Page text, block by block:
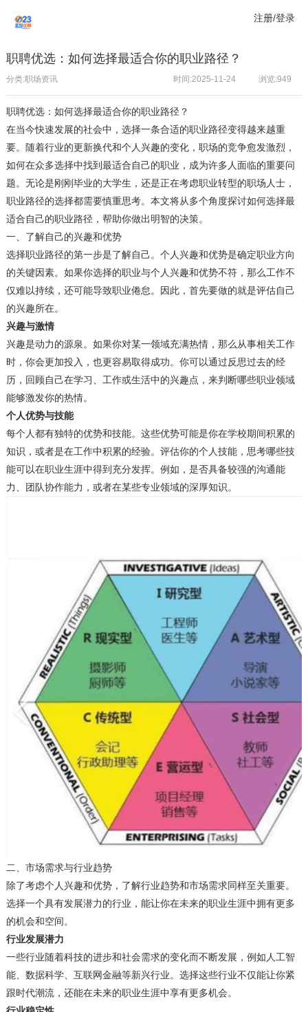
注册/登录
职聘优选：如何选择最适合你的职业路径？
分类:职场资讯 浏览:949
时间:2025-11-24
职聘优选：如何选择最适合你的职业路径？
在当今快速发展的社会中，选择一条合适的职业路径变得越来越重
要。随着行业的更新换代和个人兴趣的变化，职场的竞争愈发激烈，
如何在众多选择中找到最适合自己的职业，成为许多人面临的重要问
题。无论是刚刚毕业的大学生，还是正在考虑职业转型的职场人士，
职业路径的选择都需要慎重思考。本文将从多个角度探讨如何选择最
适合自己的职业路径，帮助你做出明智的决策。
一、了解自己的兴趣和优势
选择职业路径的第一步是了解自己。个人兴趣和优势是确定职业方向
的关键因素。如果你选择的职业与个人兴趣和优势不符，那么工作不
仅难以持续，还可能导致职业倦怠。因此，首先要做的就是评估自己
的兴趣所在。
兴趣与激情
兴趣是动力的源泉。如果你对某一领域充满热情，那么从事相关工作
时，你会更加投入，也更容易取得成功。你可以通过反思过去的经
历，回顾自己在学习、工作或生活中的兴趣点，来判断哪些职业领域
能够激发你的热情。
个人优势与技能
每个人都有独特的优势和技能。这些优势可能是你在学校期间积累的
知识，或者是在工作中积累的经验。评估你的个人技能，思考哪些技
能可以在职业生涯中得到充分发挥。例如，是否具备较强的沟通能
力、团队协作能力，或者在某些专业领域的深厚知识。
二、市场需求与行业趋势
除了考虑个人兴趣和优势，了解行业趋势和市场需求同样至关重要。
选择一个具有发展潜力的行业，能让你在未来的职业生涯中拥有更多
的机会和空间。
行业发展潜力
一些行业随着科技的进步和社会需求的变化而不断发展，例如人工智
能、数据科学、互联网金融等新兴行业。选择这些行业不仅能让你紧
跟时代潮流，还能在未来的职业生涯中享有更多机会。